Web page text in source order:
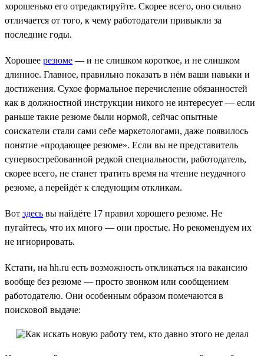
хорошенько его отредактируйте. Скорее всего, оно сильно
отличается от того, к чему работодатели привыкли за
последние годы.
Хорошее резюме — и не слишком короткое, и не слишком
длинное. Главное, правильно показать в нём ваши навыки и
достижения. Сухое формальное перечисление обязанностей
как в должностной инструкции никого не интересует — если
раньше такие резюме были нормой, сейчас опытные
соискатели стали сами себе маркетологами, даже появилось
понятие «продающее резюме». Если вы не представитель
супервостребованной редкой специальности, работодатель,
скорее всего, не станет тратить время на чтение неудачного
резюме, а перейдёт к следующим откликам.
Вот здесь вы найдёте 17 правил хорошего резюме. Не
пугайтесь, что их много — они простые. Но рекомендуем их
не игнорировать.
Кстати, на hh.ru есть возможность откликаться на вакансию
вообще без резюме — просто звонком или сообщением
работодателю. Они особенным образом помечаются в
поисковой выдаче: